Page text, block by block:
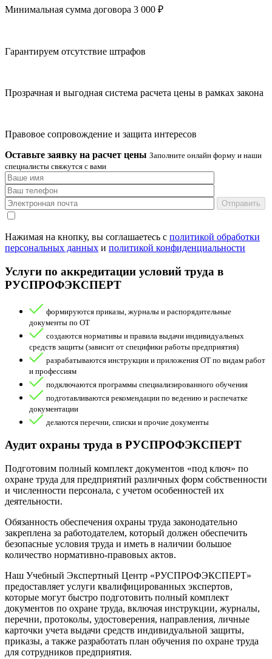
Минимальная сумма договора 3 000 ₽
Гарантируем отсутствие штрафов
Прозрачная и выгодная система расчета цены в рамках закона
Правовое сопровождение и защита интересов
Оставьте заявку на расчет цены Заполните онлайн форму и наши
специалисты свяжутся с вами
Отправить
Нажимая на кнопку, вы соглашаетесь с политикой обработки
персональных данных и политикой конфиденциальности
Услуги по аккредитации условий труда в
РУСПРОФЭКСПЕРТ
формируются приказы, журналы и распорядительные
документы по ОТ
создаются нормативы и правила выдачи индивидуальных
средств защиты (зависит от специфики работы предприятия)
разрабатываются инструкции и приложения ОТ по видам работ
и профессиям
подключаются программы специализированного обучения
подготавливаются рекомендации по ведению и распечатке
документации
делаются перечни, списки и прочие документы
Аудит охраны труда в РУСПРОФЭКСПЕРТ
Подготовим полный комплект документов «под ключ» по
охране труда для предприятий различных форм собственности
и численности персонала, с учетом особенностей их
деятельности.
Обязанность обеспечения охраны труда законодательно
закреплена за работодателем, который должен обеспечить
безопасные условия труда и иметь в наличии большое
количество нормативно-правовых актов.
Наш Учебный Экспертный Центр «РУСПРОФЭКСПЕРТ»
предоставляет услуги квалифицированных экспертов,
которые могут быстро подготовить полный комплект
документов по охране труда, включая инструкции, журналы,
перечни, протоколы, удостоверения, направления, личные
карточки учета выдачи средств индивидуальной защиты,
приказы, а также разработать план обучения по охране труда
для сотрудников предприятия.